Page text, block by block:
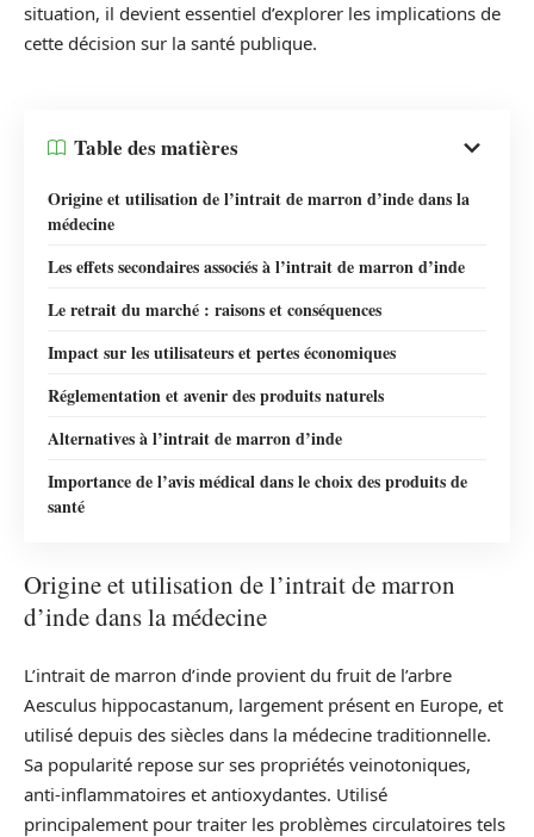
situation, il devient essentiel d’explorer les implications de
cette décision sur la santé publique.
Table des matières
Origine et utilisation de l’intrait de marron d’inde dans la
médecine
Les effets secondaires associés à l’intrait de marron d’inde
Le retrait du marché : raisons et conséquences
Impact sur les utilisateurs et pertes économiques
Réglementation et avenir des produits naturels
Alternatives à l’intrait de marron d’inde
Importance de l’avis médical dans le choix des produits de
santé
Origine et utilisation de l’intrait de marron
d’inde dans la médecine
L’intrait de marron d’inde provient du fruit de l’arbre
Aesculus hippocastanum, largement présent en Europe, et
utilisé depuis des siècles dans la médecine traditionnelle.
Sa popularité repose sur ses propriétés veinotoniques,
anti-inflammatoires et antioxydantes. Utilisé
principalement pour traiter les problèmes circulatoires tels